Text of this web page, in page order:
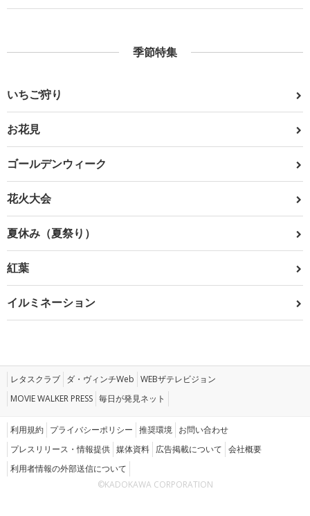
季節特集
いちご狩り
お花見
ゴールデンウィーク
花火大会
夏休み（夏祭り）
紅葉
イルミネーション
レタスクラブ ダ・ヴィンチWeb WEBザテレビジョン
MOVIE WALKER PRESS 毎日が発見ネット
利用規約 プライバシーポリシー 推奨環境 お問い合わせ
プレスリリース・情報提供 媒体資料 広告掲載について 会社概要
利用者情報の外部送信について
©KADOKAWA CORPORATION